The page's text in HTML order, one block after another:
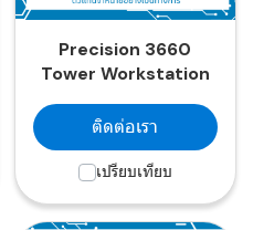
Precision 3660
Tower Workstation
ติดต่อเรา
เปรียบเทียบ